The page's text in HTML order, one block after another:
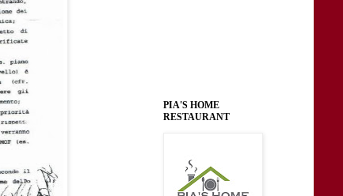
PIA'S HOME
RESTAURANT